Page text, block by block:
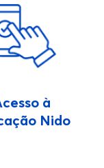
à
Nido